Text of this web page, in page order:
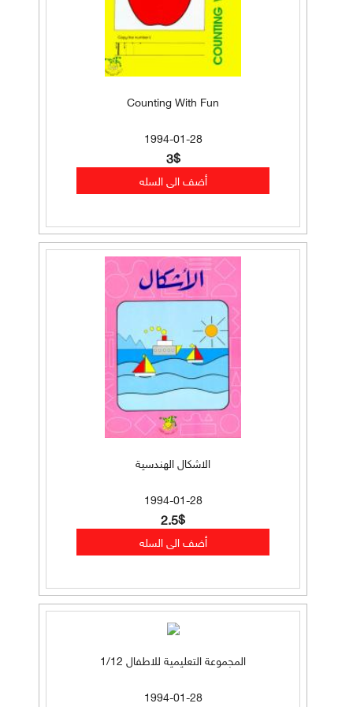
Counting With Fun
1994-01-28
3$
الاشكال الهندسية
1994-01-28
2.5$
المجموعة التعليمية للاطفال 1/12
1994-01-28